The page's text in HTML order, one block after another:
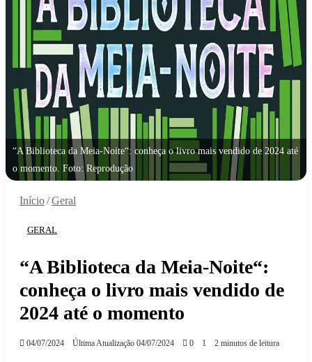
“A Biblioteca da Meia-Noite“: conheça o livro mais vendido de 2024 até
o momento. Foto: Reprodução
Início/Geral
GERAL
“A Biblioteca da Meia-Noite“:
conheça o livro mais vendido de
2024 até o momento
04/07/2024 Última Atualização 04/07/2024 0 1 2 minutos de leitura